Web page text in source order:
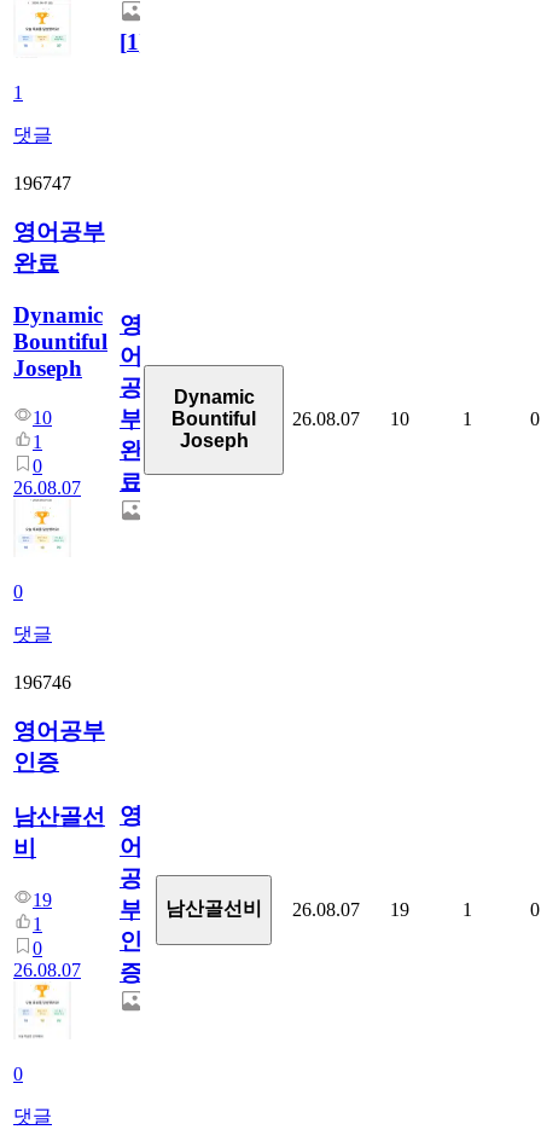
1
댓글
[1]
196747
영어공부
완료
Dynamic
Bountiful
Joseph
10
1
0
26.08.07
0
댓글
영
어
공
부
완
료
Dynamic
Bountiful
Joseph
26.08.07 10 1 0
196746
영어공부
인증
남산골선
비
19
1
0
26.08.07
0
댓글
영
어
공
부
인
증
남산골선비 26.08.07 19 1 0